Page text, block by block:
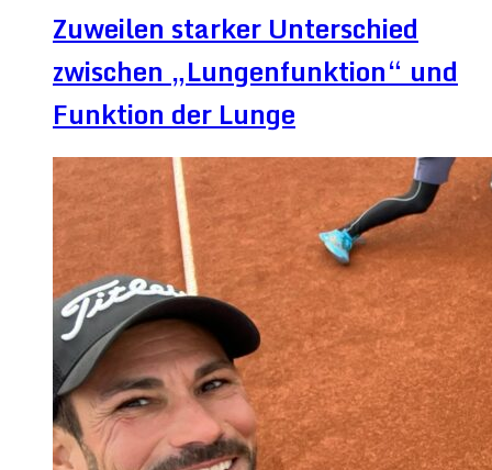
Zuweilen starker Unterschied
zwischen „Lungenfunktion“ und
Funktion der Lunge